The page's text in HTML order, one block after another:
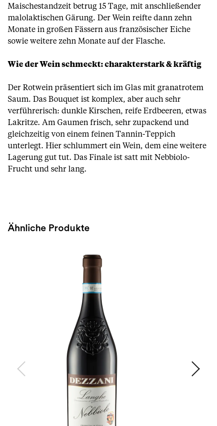
Maischestandzeit betrug 15 Tage, mit anschließender
malolaktischen Gärung. Der Wein reifte dann zehn
Monate in großen Fässern aus französischer Eiche
sowie weitere zehn Monate auf der Flasche.
Wie der Wein schmeckt: charakterstark & kräftig
Der Rotwein präsentiert sich im Glas mit granatrotem
Saum. Das Bouquet ist komplex, aber auch sehr
verführerisch: dunkle Kirschen, reife Erdbeeren, etwas
Lakritze. Am Gaumen frisch, sehr zupackend und
gleichzeitig von einem feinen Tannin-Teppich
unterlegt. Hier schlummert ein Wein, dem eine weitere
Lagerung gut tut. Das Finale ist satt mit Nebbiolo-
Frucht und sehr lang.
Ähnliche Produkte